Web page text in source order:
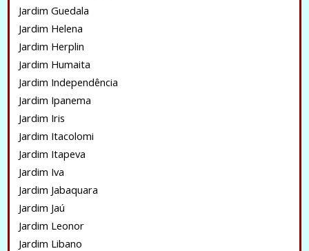
Jardim Guedala
Jardim Helena
Jardim Herplin
Jardim Humaita
Jardim Independência
Jardim Ipanema
Jardim Iris
Jardim Itacolomi
Jardim Itapeva
Jardim Iva
Jardim Jabaquara
Jardim Jaú
Jardim Leonor
Jardim Libano